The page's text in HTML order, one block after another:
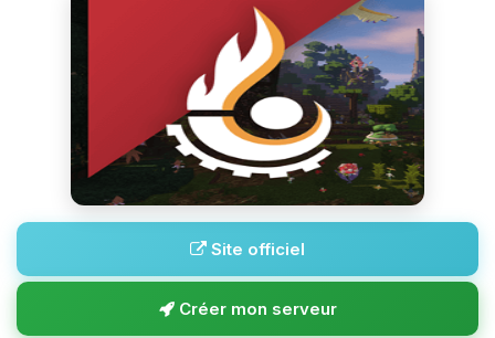
Site officiel
Créer mon serveur